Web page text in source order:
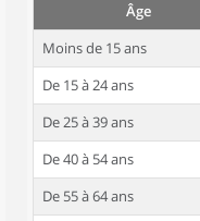
Âge
Moins de 15 ans
De 15 à 24 ans
De 25 à 39 ans
De 40 à 54 ans
De 55 à 64 ans